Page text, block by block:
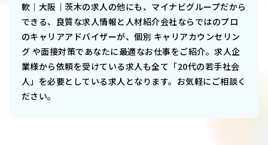
軟｜大阪｜茨木の求人の他にも、マイナビグループだから
できる、良質な求人情報と人材紹介会社ならではのプロ
のキャリアアドバイザーが、個別 キャリアカウンセリン
グ や面接対策であなたに最適なお仕事をご紹介。求人企
業様から依頼を受けている求人も全て「20代の若手社会
人」を必要としている求人となります。お気軽にご相談く
ださい。